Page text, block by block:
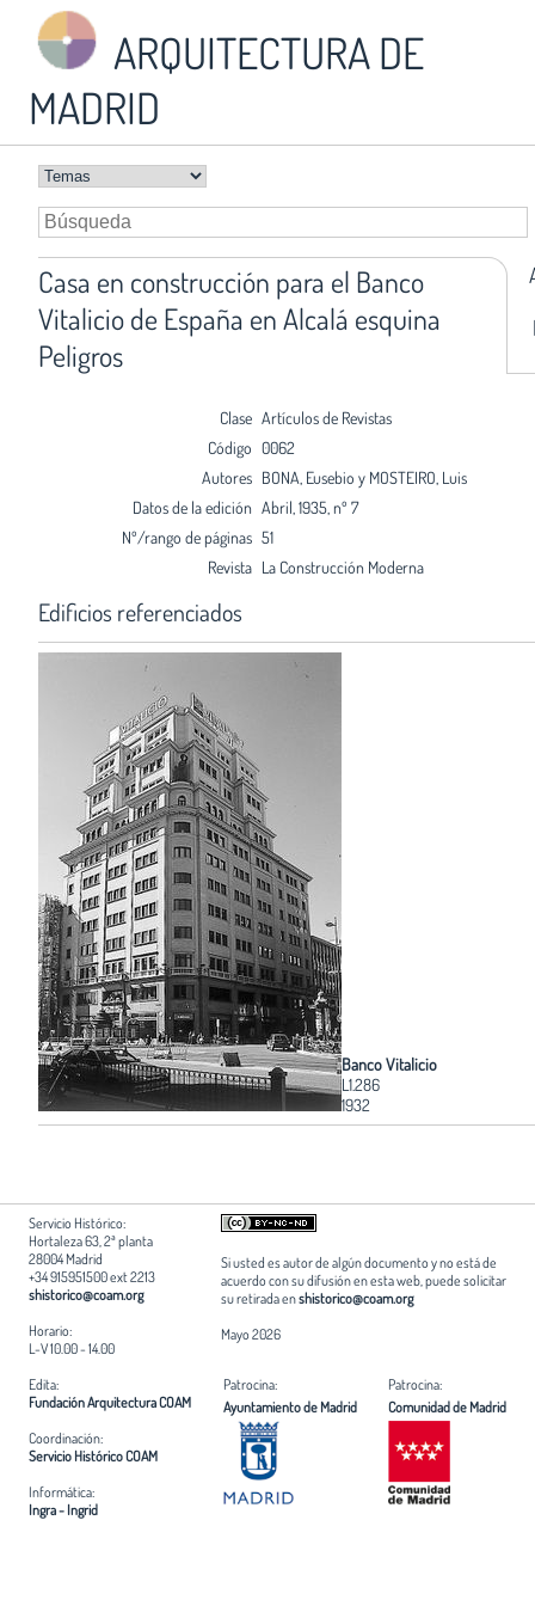
ARQUITECTURA DE
MADRID
Casa en construcción para el Banco
Vitalicio de España en Alcalá esquina
Peligros
Clase Artículos de Revistas
Código 0062
Autores BONA, Eusebio y MOSTEIRO, Luis
Datos de la edición Abril, 1935, nº 7
Nº/rango de páginas 51
Revista La Construcción Moderna
Edificios referenciados
Banco Vitalicio
L1.286
1932
Servicio Histórico:
Hortaleza 63, 2ª planta
28004 Madrid
+34 915951500 ext 2213
shistorico@coam.org
Horario:
L-V 10.00 - 14.00
Si usted es autor de algún documento y no está de
acuerdo con su difusión en esta web, puede solicitar
su retirada enshistorico@coam.org
Mayo 2026
Edita:
Fundación Arquitectura COAM
Coordinación:
Servicio Histórico COAM
Informática:
Ingra - Ingrid
Patrocina:
Ayuntamiento de Madrid
Patrocina:
Comunidad de Madrid